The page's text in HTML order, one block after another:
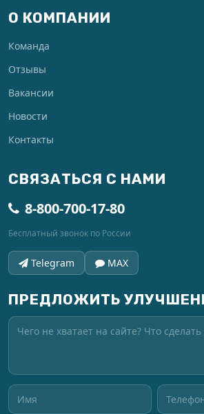
О КОМПАНИИ
Команда
Отзывы
Вакансии
Новости
Контакты
СВЯЗАТЬСЯ С НАМИ
8-800-700-17-80
Бесплатный звонок по России
Telegram MAX
ПРЕДЛОЖИТЬ